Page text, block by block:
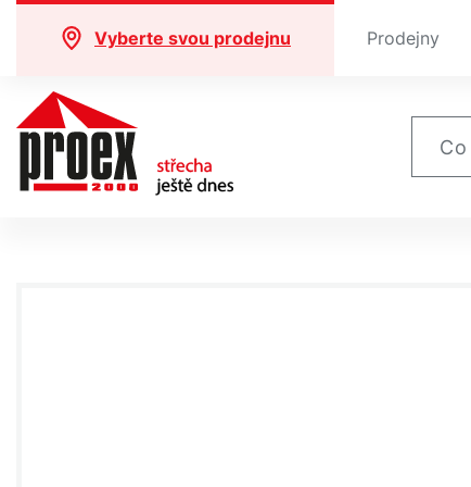
Vyberte svou prodejnu Prodejny